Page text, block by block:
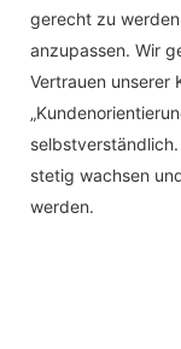
gerecht zu
anzupassen. Wir
Vertrauen unserer
stetig wachsen
werden.